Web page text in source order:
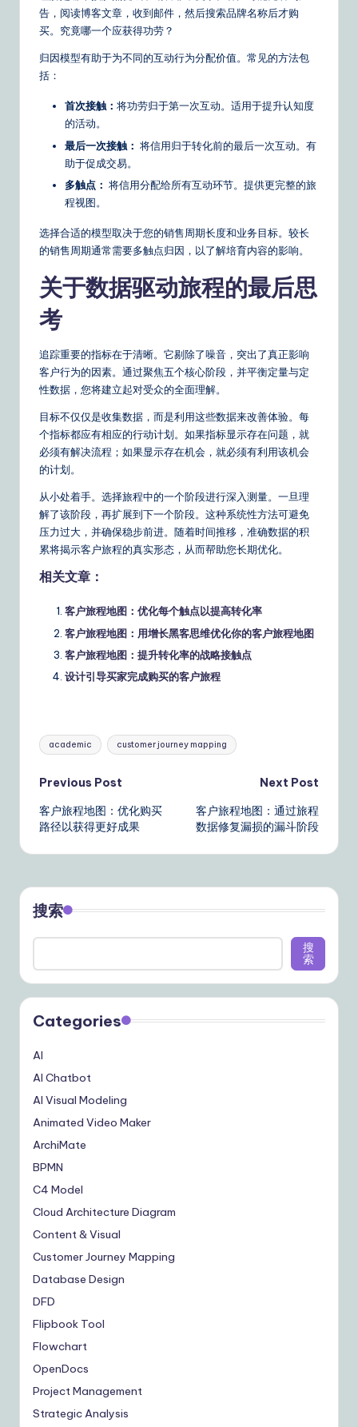
告，阅读博客文章，收到邮件，然后搜索品牌名称后才购
买。究竟哪一个应获得功劳？
归因模型有助于为不同的互动行为分配价值。常见的方法包
括：
首次接触： 将功劳归于第一次互动。适用于提升认知度
的活动。
最后一次接触： 将信用归于转化前的最后一次互动。有
助于促成交易。
多触点： 将信用分配给所有互动环节。提供更完整的旅
程视图。
选择合适的模型取决于您的销售周期长度和业务目标。较长
的销售周期通常需要多触点归因，以了解培育内容的影响。
关于数据驱动旅程的最后思
考
追踪重要的指标在于清晰。它剔除了噪音，突出了真正影响
客户行为的因素。通过聚焦五个核心阶段，并平衡定量与定
性数据，您将建立起对受众的全面理解。
目标不仅仅是收集数据，而是利用这些数据来改善体验。每
个指标都应有相应的行动计划。如果指标显示存在问题，就
必须有解决流程；如果显示存在机会，就必须有利用该机会
的计划。
从小处着手。选择旅程中的一个阶段进行深入测量。一旦理
解了该阶段，再扩展到下一个阶段。这种系统性方法可避免
压力过大，并确保稳步前进。随着时间推移，准确数据的积
累将揭示客户旅程的真实形态，从而帮助您长期优化。
相关文章：
客户旅程地图：优化每个触点以提高转化率
客户旅程地图：用增长黑客思维优化你的客户旅程地图
客户旅程地图：提升转化率的战略接触点
设计引导买家完成购买的客户旅程
Tags:
academic customer journey mapping
Post
navigation
Previous Post
客户旅程地图：优化购买
路径以获得更好成果
Next Post
客户旅程地图：通过旅程
数据修复漏损的漏斗阶段
搜索
搜
索
Categories
AI
AI Chatbot
AI Visual Modeling
Animated Video Maker
ArchiMate
BPMN
C4 Model
Cloud Architecture Diagram
Content & Visual
Customer Journey Mapping
Database Design
DFD
Flipbook Tool
Flowchart
OpenDocs
Project Management
Strategic Analysis